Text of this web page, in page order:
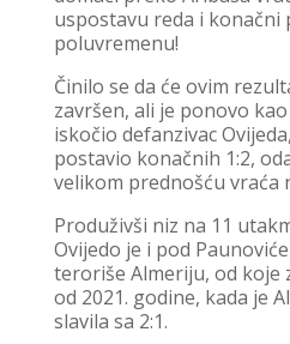
uspostavu reda i konačni
poluvremenu!
Činilo se da će ovim
završen, ali je ponovo
iskočio defanzivac
postavio konačnih 1:2,
velikom prednošću vraća
Produživši niz na 11
Ovijedo je i pod
teroriše Almeriju, od koje
od 2021. godine, kada je
slavila sa 2:1.